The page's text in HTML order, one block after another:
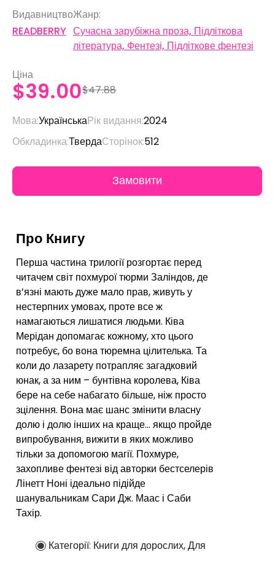
Видавництво
READBERRY
Жанр:
Сучасна зарубіжна проза, Підліткова
література, Фентезі, Підліткове фентезі
Ціна
$39.00$47.88
Мова:УкраїнськаРік видання:2024
Обкладинка:ТвердаСторінок:512
Про Книгу
Перша частина трилогії розгортає перед
читачем світ похмурої тюрми Заліндов, де
в’язні мають дуже мало прав, живуть у
нестерпних умовах, проте все ж
намагаються лишатися людьми. Ківа
Мерідан допомагає кожному, хто цього
потребує, бо вона тюремна цілителька. Та
коли до лазарету потрапляє загадковий
юнак, а за ним – бунтівна королева, Ківа
бере на себе набагато більше, ніж просто
зцілення. Вона має шанс змінити власну
долю і долю інших на краще… якщо пройде
випробування, вижити в яких можливо
тільки за допомогою магії. Похмуре,
захопливе фентезі від авторки бестселерів
Лінетт Ноні ідеально підійде
шанувальникам Сари Дж. Маас і Саби
Тахір.
Категорії: Книги для дорослих, Для